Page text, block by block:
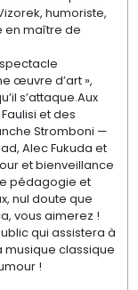
humoriste,
en maître de
œuvre d’art »,
s’attaque.Aux
et des
Stromboni —
Alec Fukuda et
et bienveillance
pédagogie et
nul doute que
vous aimerez !
qui assistera à
musique classique
!